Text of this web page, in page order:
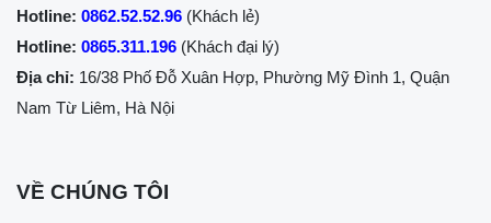
Hotline: 0862.52.52.96 (Khách lẻ)
Hotline: 0865.311.196 (Khách đại lý)
Địa chỉ: 16/38 Phố Đỗ Xuân Hợp, Phường Mỹ Đình 1, Quận
Nam Từ Liêm, Hà Nội
VỀ CHÚNG TÔI